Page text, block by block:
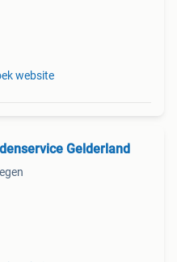
website
Gelderland